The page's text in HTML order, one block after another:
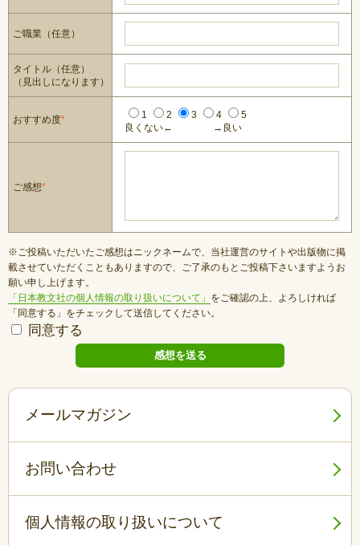
ご職業（任意）
タイトル（任意）
（見出しになります）
おすすめ度* 1 2 3 4
5
良くない←
→良い
ご感想*
※ご投稿いただいたご感想はニックネームで、当社運営のサイトや出版物に掲
載させていただくこともありますので、ご了承のもとご投稿下さいますようお
願い申し上げます。
「日本教文社の個人情報の取り扱いについて」 をご確認の上、よろしければ
「同意する」をチェックして送信してください。
同意する
メールマガジン
お問い合わせ
個人情報の取り扱いについて